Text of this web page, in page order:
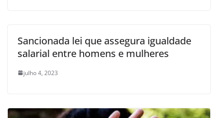
Sancionada lei que assegura igualdade
salarial entre homens e mulheres
julho 4, 2023